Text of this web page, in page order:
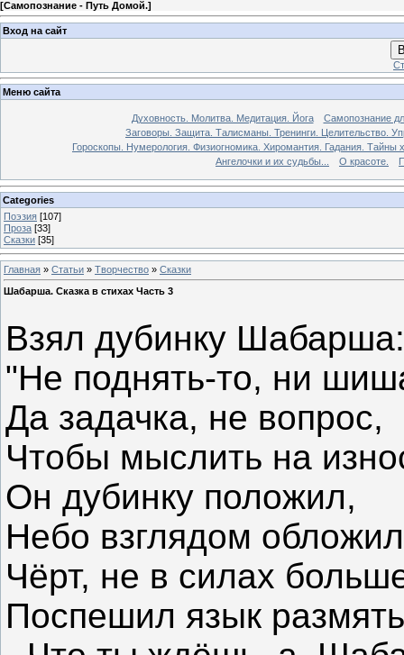
[Самопознание - Путь Домой.]
Вход на сайт
Меню сайта
Духовность. Молитва. Медитация. Йога
Самопознание
Заговоры. Защита. Талисманы. Тренинги. Целительство.
Гороскопы. Нумерология. Физиогномика. Хиромантия. Гадания. Тайны
Ангелочки и их судьбы...
О красоте.
Categories
Поэзия [107]
Проза [33]
Сказки [35]
Главная » Статьи » Творчество » Сказки
Шабарша. Сказка в стихах Часть 3
Взял дубинку Шабарша:
"Не поднять-то, ни
Да задачка, не вопрос,
Чтобы мыслить на
Он дубинку положил,
Небо взглядом
Чёрт, не в силах
Поспешил язык